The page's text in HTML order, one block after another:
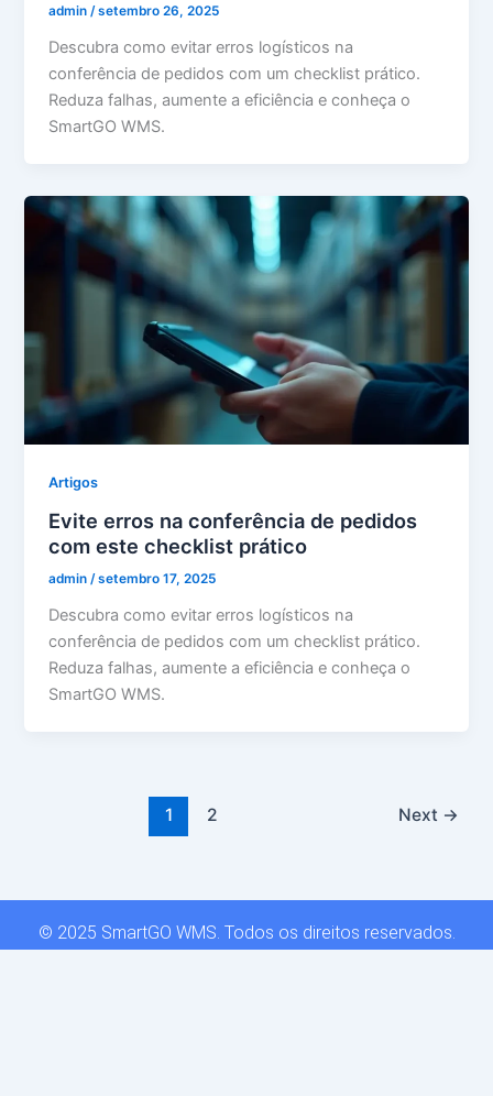
admin/setembro 26, 2025
Descubra como evitar erros logísticos na
conferência de pedidos com um checklist prático.
Reduza falhas, aumente a eficiência e conheça o
SmartGO WMS.
Artigos
Evite erros na conferência de pedidos
com este checklist prático
admin/setembro 17, 2025
Descubra como evitar erros logísticos na
conferência de pedidos com um checklist prático.
Reduza falhas, aumente a eficiência e conheça o
SmartGO WMS.
1 2 Next →
© 2025 SmartGO WMS. Todos os direitos reservados.